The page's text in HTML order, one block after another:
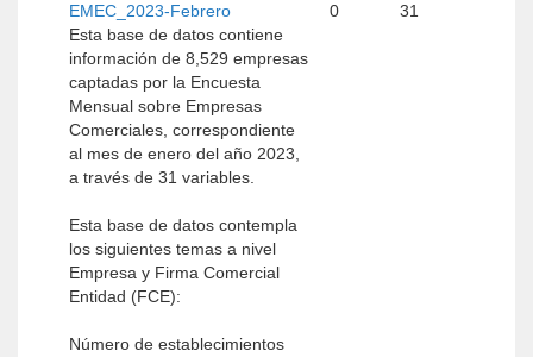
EMEC_2023-Febrero
Esta base de datos contiene
información de 8,529 empresas
captadas por la Encuesta
Mensual sobre Empresas
Comerciales, correspondiente
al mes de enero del año 2023,
a través de 31 variables.
Esta base de datos contempla
los siguientes temas a nivel
Empresa y Firma Comercial
Entidad (FCE):
Número de establecimientos
0 31